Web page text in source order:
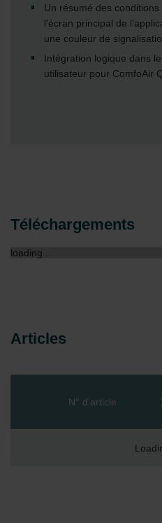
Un résumé des
l'écran principal de
une couleur de
Intégration logique dans
utilisateur pour ComfoAir
Téléchargements
loading...
Articles
N° d’article